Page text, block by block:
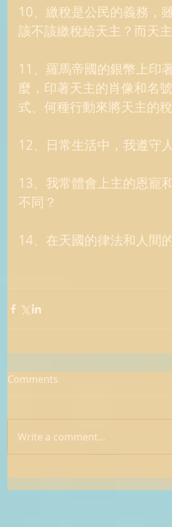
10、繳稅是公民的義務，
該不該繳稅給天主？而天
11、羅馬帝國的銀幣上印
麼，印著天主的肖像和名
式、何種行動來將天主的
12、日常生活中，我遵守
13、我常體會上主的恩寵
不同？
14、在天國的律法和人間
Comments
Write a comment...